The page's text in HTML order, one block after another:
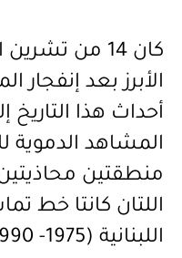
أحداث هذا التاريخ
المشاهد الدموية
منطقتين
اللتان كانتا خط